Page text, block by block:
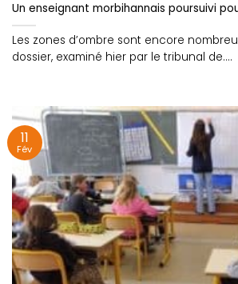
Un enseignant morbihannais poursuivi
Les zones d’ombre sont encore
dossier, examiné hier par le tribunal de....
11
Fév